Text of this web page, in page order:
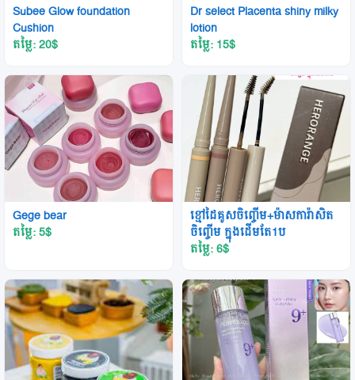
Subee Glow foundation
Cushion
តម្លៃ: 20$
Dr select Placenta shiny milky
lotion
តម្លៃ: 15$
Gege bear
តម្លៃ: 5$
ខ្មៅដៃគូសចិញ្ចើម+ម៉ាសការ៉ាសិត
ចិញ្ចើម ក្នុងដើមតែ1ប
តម្លៃ: 6$